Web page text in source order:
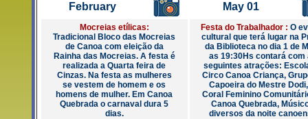
February May 01
Mocreias etílicas:
Tradicional Bloco das Mocreias
de Canoa com eleição da
Rainha das Mocreias. A festa é
realizada a Quarta feira de
Cinzas. Na festa as mulheres
se vestem de homem e os
homens de mulher. Em Canoa
Quebrada o carnaval dura 5
dias.
Festa do Trabalhador : O
cultural que terá lugar na
da Biblioteca no dia 1 de
as 19:30Hs contará com
seguintes atrações:
Circo Canoa Criança,
Capoeira do Mestre
Coral Feminino
Canoa Quebrada,
diversos da noite